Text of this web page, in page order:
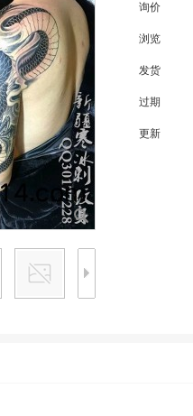
询价
浏览
发货
过期
更新